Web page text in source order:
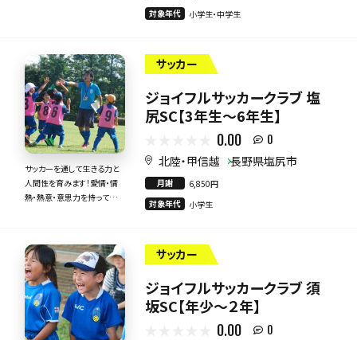
対象年代
小学生・中学生
サッカーを通して生きる力と
人間性を育みます！愛情・情
熱・熱意・意思力を持って全
サッカー
ジョイフルサッカークラブ 塩
尻SC【3年生～6年生】
0.00 0
北陸・甲信越 長野県塩尻市
月謝
6,850円
対象年代
小学生
サッカー
ジョイフルサッカークラブ 須
坂SC【年少～２年】
0.00 0